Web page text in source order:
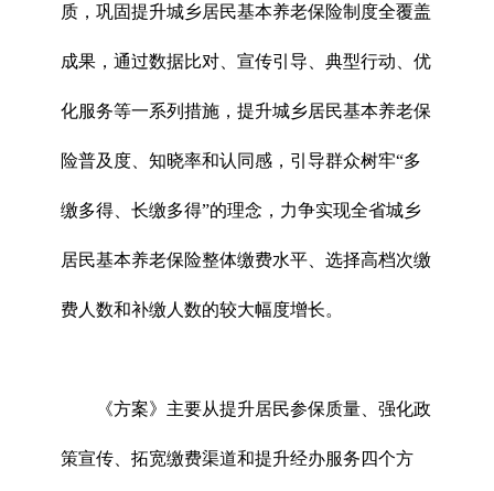
质，巩固提升城乡居民基本养老保险制度全覆盖
成果，通过数据比对、宣传引导、典型行动、优
化服务等一系列措施，提升城乡居民基本养老保
险普及度、知晓率和认同感，引导群众树牢“多
缴多得、长缴多得”的理念，力争实现全省城乡
居民基本养老保险整体缴费水平、选择高档次缴
费人数和补缴人数的较大幅度增长。
《方案》主要从提升居民参保质量、强化政
策宣传、拓宽缴费渠道和提升经办服务四个方